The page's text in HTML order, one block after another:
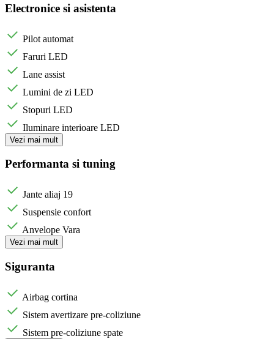
Electronice si asistenta
Pilot automat
Faruri LED
Lane assist
Lumini de zi LED
Stopuri LED
Iluminare interioare LED
Vezi mai mult
Performanta si tuning
Jante aliaj 19
Suspensie confort
Anvelope Vara
Vezi mai mult
Siguranta
Airbag cortina
Sistem avertizare pre-coliziune
Sistem pre-coliziune spate